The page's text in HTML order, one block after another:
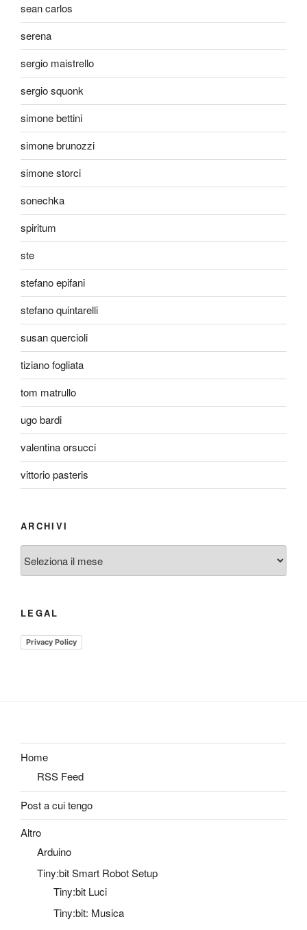
sean carlos
serena
sergio maistrello
sergio squonk
simone bettini
simone brunozzi
simone storci
sonechka
spiritum
ste
stefano epifani
stefano quintarelli
susan quercioli
tiziano fogliata
tom matrullo
ugo bardi
valentina orsucci
vittorio pasteris
ARCHIVI
LEGAL
Privacy Policy
Home
RSS Feed
Post a cui tengo
Altro
Arduino
Tiny:bit Smart Robot Setup
Tiny:bit Luci
Tiny:bit: Musica